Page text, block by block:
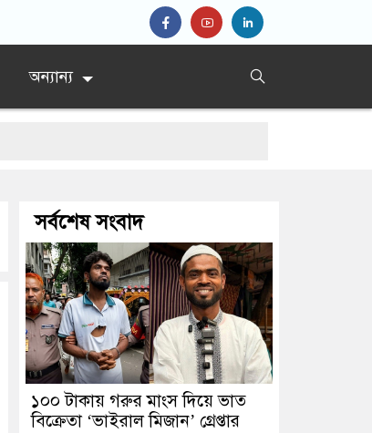
অন্যান্য
সর্বশেষ সংবাদ
১০০ টাকায় গরুর মাংস দিয়ে ভাত
বিক্রেতা ‘ভাইরাল মিজান’ গ্রেপ্তার